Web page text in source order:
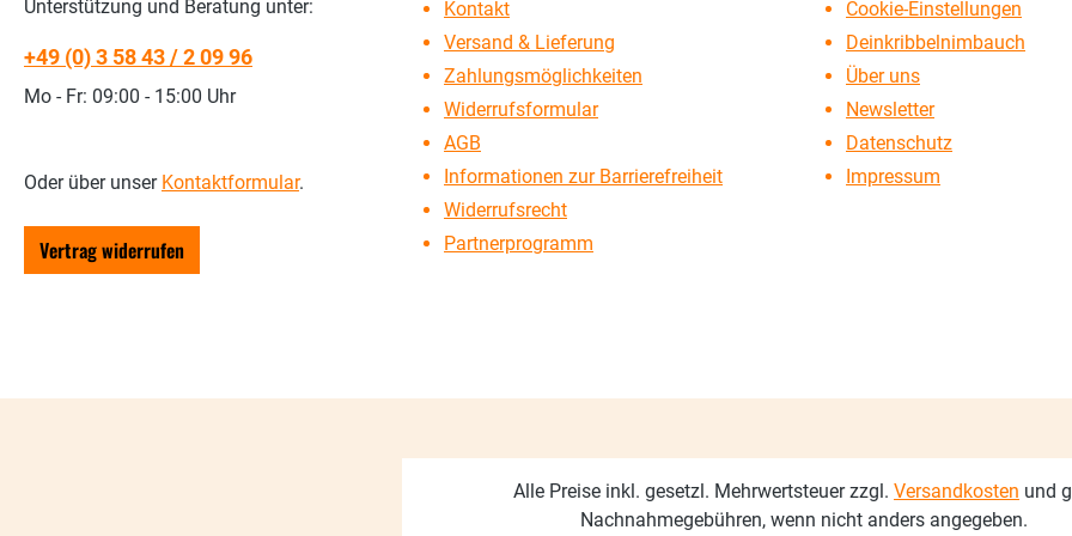
Unterstützung und Beratung unter:
+49 (0) 3 58 43 / 2 09 96
Mo - Fr: 09:00 - 15:00 Uhr
Oder über unser Kontaktformular.
Vertrag widerrufen
Kontakt
Versand & Lieferung
Zahlungsmöglichkeiten
Widerrufsformular
AGB
Informationen zur Barrierefreiheit
Widerrufsrecht
Partnerprogramm
Cookie-Einstellungen
Deinkribbelnimbauch
Über uns
Newsletter
Datenschutz
Impressum
Alle Preise inkl. gesetzl. Mehrwertsteuer zzgl. Versandkosten und
Nachnahmegebühren, wenn nicht anders angegeben.